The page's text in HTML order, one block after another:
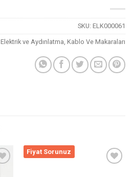
SKU: ELK000061
Elektrik ve Aydınlatma, Kablo Ve Makaraları
Fiyat Sorunuz